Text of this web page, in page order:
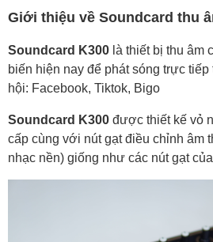
Giới thiệu về Soundcard thu
Soundcard K300 là thiết bị thu âm
biến hiện nay để phát sóng trực tiếp
hội: Facebook, Tiktok, Bigo
Soundcard K300 được thiết kế vỏ
cấp cùng với nút gạt điều chỉnh âm
nhạc nền) giống như các nút gạt